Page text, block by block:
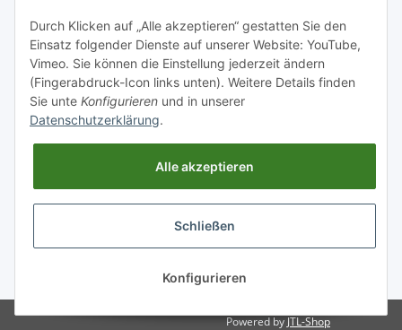
Versand nach
Gesetzliche Informationen
* Alle Preise inkl. gesetzlicher USt., zzgl.Versand
Powered by JTL-Shop
Durch Klicken auf „Alle akzeptieren“ gestatten Sie den
Einsatz folgender Dienste auf unserer Website: YouTube,
Vimeo. Sie können die Einstellung jederzeit ändern
(Fingerabdruck-Icon links unten). Weitere Details finden
Sie unte Konfigurieren und in unserer
Datenschutzerklärung.
Alle akzeptieren
Schließen
Konfigurieren